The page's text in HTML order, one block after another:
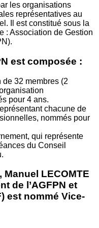
les organisations
représentatives au
Il est constitué sous la
: Association de Gestion
est composée :
de 32 membres (2
pour 4 ans.
chacune de
nommés pour
qui représente
du Conseil
LECOMTE
de l’AGFPN et
est nommé Vice-